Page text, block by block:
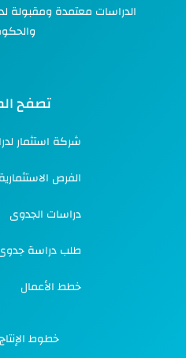
الدراسات معتمدة ومقبولة
تصفح
شركة استثمار
الفرص الاستثمارية
دراسات الجدوى
طلب دراسة
خطط الأعمال
خطوط الإنتاج